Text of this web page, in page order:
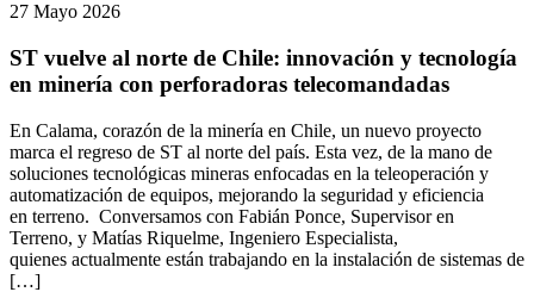
27 Mayo 2026
ST vuelve al norte de Chile: innovación y tecnología
en minería con perforadoras telecomandadas
En Calama, corazón de la minería en Chile, un nuevo proyecto
marca el regreso de ST al norte del país. Esta vez, de la mano de
soluciones tecnológicas mineras enfocadas en la teleoperación y
automatización de equipos, mejorando la seguridad y eficiencia
en terreno. Conversamos con Fabián Ponce, Supervisor en
Terreno, y Matías Riquelme, Ingeniero Especialista,
quienes actualmente están trabajando en la instalación de sistemas de
[…]